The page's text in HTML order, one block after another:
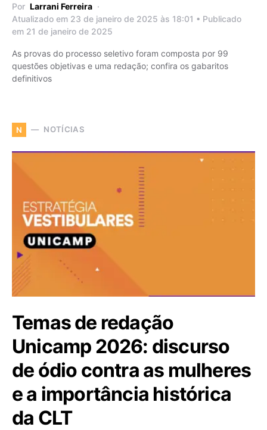
Por Larrani Ferreira
Atualizado em 23 de janeiro de 2025 às 18:01 • Publicado
em 21 de janeiro de 2025
As provas do processo seletivo foram composta por 99
questões objetivas e uma redação; confira os gabaritos
definitivos
N NOTÍCIAS
Temas de redação
Unicamp 2026: discurso
de ódio contra as mulheres
e a importância histórica
da CLT